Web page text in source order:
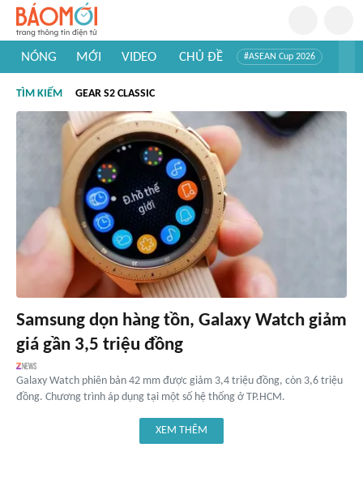
NÓNG MỚI VIDEO CHỦ ĐỀ #ASEAN Cup 2026
#Khám phá thế giới
TÌM KIẾM GEAR S2 CLASSIC
Samsung dọn hàng tồn, Galaxy Watch giảm
giá gần 3,5 triệu đồng
Galaxy Watch phiên bản 42 mm được giảm 3,4 triệu đồng, còn 3,6 triệu
đồng. Chương trình áp dụng tại một số hệ thống ở TP.HCM.
XEM THÊM